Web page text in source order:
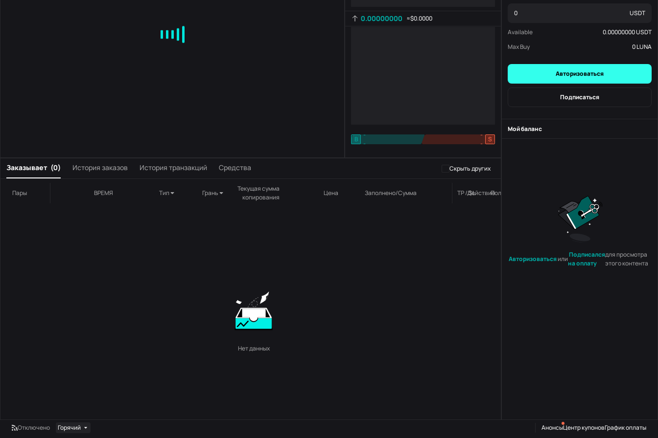
0.00000000 ≈$0.0000
B
-
-
S
-
-
Заказывает (0) История заказов История транзакций Средства Скрыть других
Пары ВРЕМЯ Тип Грань
Текущая сумма
копирования
Цена Заполнено/Сумма TP / SL Положение дел
Действие
Нет данных
USDT
Available 0.00000000USDT
Max Buy
0LUNA
Авторизоваться
Подписаться
Мой баланс
Авторизоватьсяили
Подписался
на оплату
для просмотра
этого контента
Отключено Горячий АнонсыЦентр купоновГрафик оплаты